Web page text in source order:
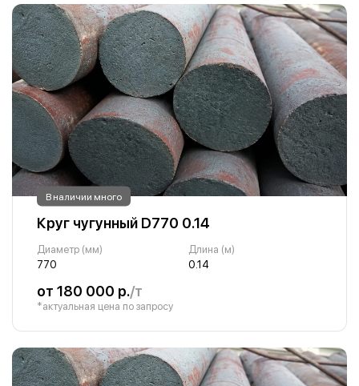
В наличии много
Круг чугунный D770 0.14
Диаметр (мм)
770
Длина (м)
0.14
от 180 000 р./т
*актуальная цена по запросу